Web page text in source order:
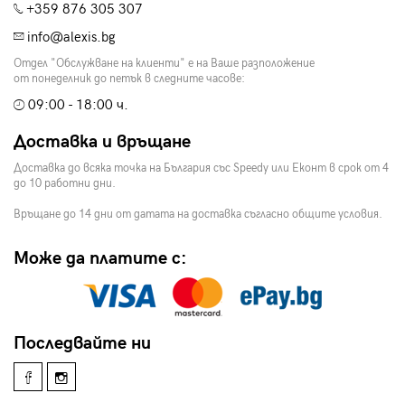
+359 876 305 307
info@alexis.bg
Отдел "Обслужване на клиенти" е на Ваше разположение
от понеделник до петък в следните часове:
09:00 - 18:00 ч.
Доставка и връщане
Доставка до всяка точка на България със Speedy или Еконт в срок от 4
до 10 работни дни.
Връщане до 14 дни от датата на доставка съгласно общите условия.
Може да платите с:
Последвайте ни